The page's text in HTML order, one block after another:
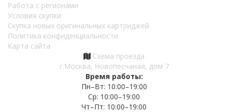
Работа с регионами
Условия скупки
Скупка новых оригинальных картриджей
Политика конфиденциальности
Карта сайта
Схема проезда
г.Москва, Новопесчаная, дом 7
Время работы:
Пн–Вт: 10:00–19:00
Ср: 10:00–19:00
Чт–Пт: 10:00–19:00